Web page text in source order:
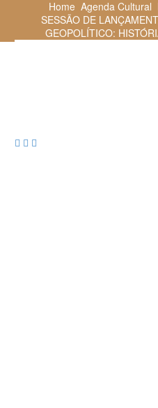
Home Agenda Cultural
SESSÃO DE
GEOPOLÍTICO:
  